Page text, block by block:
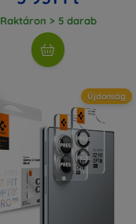
Raktáron > 5 darab
Újdonság